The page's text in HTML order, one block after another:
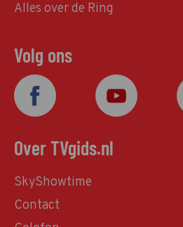
Alles over de Ring
Volg ons
Over TVgids.nl
SkyShowtime
Contact